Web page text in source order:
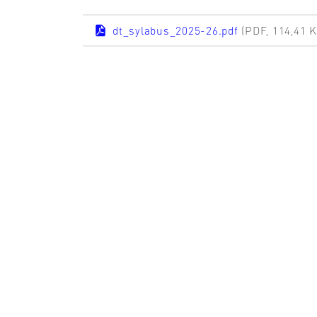
dt_sylabus_2025-26.pdf (PDF, 114,41